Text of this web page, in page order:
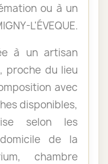
ou à un
L'ÉVEQUE.
à un artisan
, proche du lieu
avec
disponibles,
selon les
de la
chambre